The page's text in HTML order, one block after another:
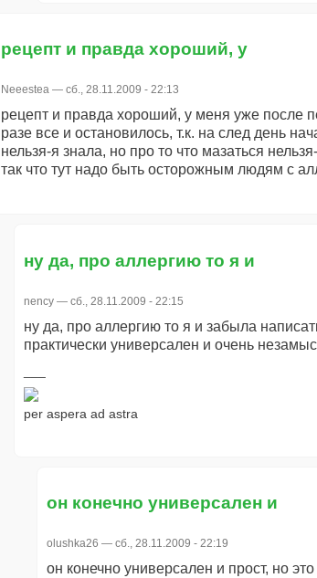
рецепт и правда хороший, у
Neeestea — сб., 28.11.2009 - 22:13
рецепт и правда хороший, у меня уже после
разе все и остановилось, т.к. на след день
нельзя-я знала, но про то что мазаться
так что тут надо быть осторожным людям с
ну да, про аллергию то я и
nency — сб., 28.11.2009 - 22:15
ну да, про аллергию то я и забыла
практически универсален и очень
per aspera ad astra
он конечно универсален и
olushka26 — сб., 28.11.2009 - 22:19
он конечно универсален и прост, но